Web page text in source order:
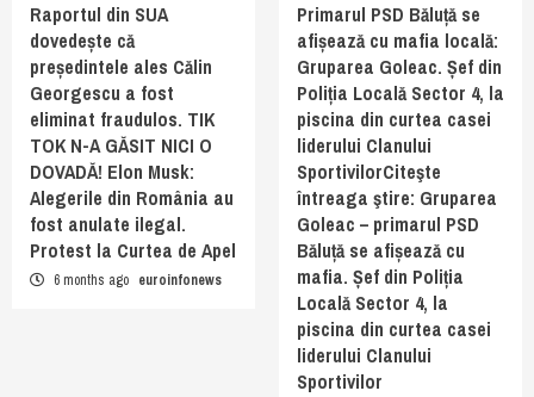
Raportul din SUA
dovedește că
președintele ales Călin
Georgescu a fost
eliminat fraudulos. TIK
TOK N-A GĂSIT NICI O
DOVADĂ! Elon Musk:
Alegerile din România au
fost anulate ilegal.
Protest la Curtea de Apel
6 months ago euroinfonews
Primarul PSD Băluță se
afișează cu mafia locală:
Gruparea Goleac. Șef din
Poliția Locală Sector 4, la
piscina din curtea casei
liderului Clanului
SportivilorCiteşte
întreaga ştire: Gruparea
Goleac – primarul PSD
Băluță se afișează cu
mafia. Șef din Poliția
Locală Sector 4, la
piscina din curtea casei
liderului Clanului
Sportivilor